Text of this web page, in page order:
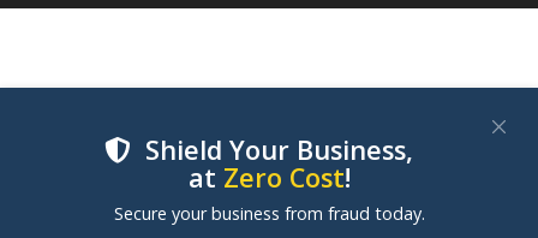
Shield Your Business,
at Zero Cost!
Secure your business from fraud today.
We use cookies to improve your experience on our
websites. By clicking "Accept Cookies", you consent to